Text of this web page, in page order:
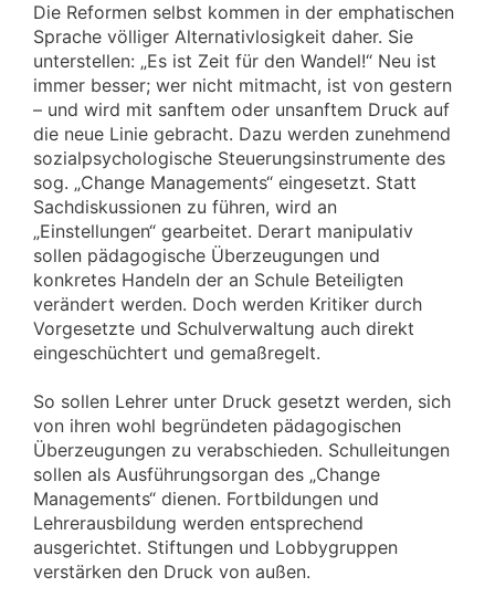
Die Reformen selbst kommen in der emphatischen
Sprache völliger Alternativlosigkeit daher. Sie
unterstellen: „Es ist Zeit für den Wandel!“ Neu ist
immer besser; wer nicht mitmacht, ist von gestern
– und wird mit sanftem oder unsanftem Druck auf
die neue Linie gebracht. Dazu werden zunehmend
sozialpsychologische Steuerungsinstrumente des
sog. „Change Managements“ eingesetzt. Statt
Sachdiskussionen zu führen, wird an
„Einstellungen“ gearbeitet. Derart manipulativ
sollen pädagogische Überzeugungen und
konkretes Handeln der an Schule Beteiligten
verändert werden. Doch werden Kritiker durch
Vorgesetzte und Schulverwaltung auch direkt
eingeschüchtert und gemaßregelt.
So sollen Lehrer unter Druck gesetzt werden, sich
von ihren wohl begründeten pädagogischen
Überzeugungen zu verabschieden. Schulleitungen
sollen als Ausführungsorgan des „Change
Managements“ dienen. Fortbildungen und
Lehrerausbildung werden entsprechend
ausgerichtet. Stiftungen und Lobbygruppen
verstärken den Druck von außen.